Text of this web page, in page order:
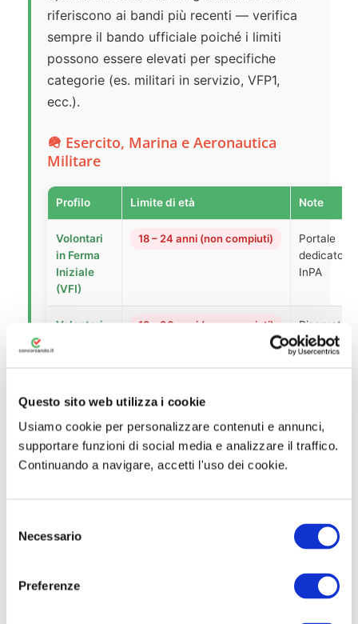
Questo sito web utilizza i cookie
Usiamo cookie per personalizzare contenuti e annunci,
supportare funzioni di social media e analizzare il traffico.
Continuando a navigare, accetti l'uso dei cookie.
Necessario
Preferenze
riferiscono ai bandi più recenti — verifica
sempre il bando ufficiale poiché i limiti
possono essere elevati per specifiche
categorie (es. militari in servizio, VFP1,
ecc.).
🪖 Esercito, Marina e Aeronautica
Militare
Profilo Limite di età Note
Volontari
in Ferma
Iniziale
(VFI)
18 – 24 anni (non compiuti)
Portale
dedicato su
InPA
Volontari
18 – 30 anni (non compiuti)
Riservato a
ex VFP1/
Marescialli
(tutte le
Armi)
17 – 26 anni (non compiuti)
Accademia
Armi)
Navale /
→ Approfondisci:
|